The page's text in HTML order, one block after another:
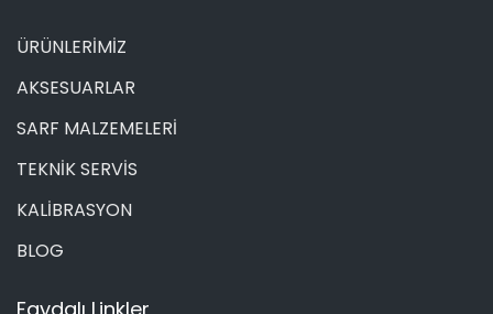
ÜRÜNLERİMİZ
AKSESUARLAR
SARF MALZEMELERİ
TEKNİK SERVİS
KALİBRASYON
BLOG